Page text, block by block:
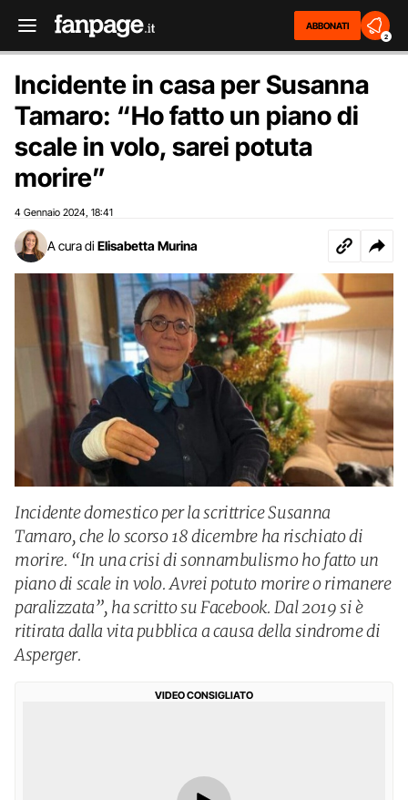
ABBONATI
2
Incidente in casa per Susanna
Tamaro: “Ho fatto un piano di
scale in volo, sarei potuta
morire”
4 Gennaio 2024 18:41
A cura di Elisabetta Murina
Incidente domestico per la scrittrice Susanna
Tamaro, che lo scorso 18 dicembre ha rischiato di
morire. “In una crisi di sonnambulismo ho fatto un
piano di scale in volo. Avrei potuto morire o rimanere
paralizzata”, ha scritto su Facebook. Dal 2019 si è
ritirata dalla vita pubblica a causa della sindrome di
Asperger.
VIDEO CONSIGLIATO